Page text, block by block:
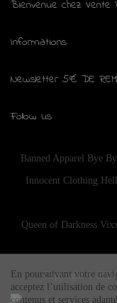
Bienvenue chez
Informations
Newsletter 5€ DE
Follow us
Banned Apparel Bye
Innocent Clothing
Queen of Darkness
Copyright ©
En poursuivant votre
acceptez l’utilisation de
contenus et services